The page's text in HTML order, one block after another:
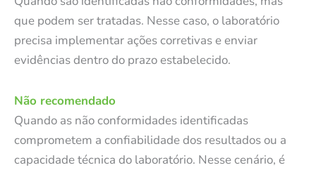
que podem ser tratadas. Nesse caso, o laboratório
precisa implementar ações corretivas e enviar
evidências dentro do prazo estabelecido.
Não recomendado
Quando as não conformidades identificadas
comprometem a confiabilidade dos resultados ou a
capacidade técnica do laboratório. Nesse cenário, é